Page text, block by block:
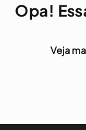
Opa!
Veja